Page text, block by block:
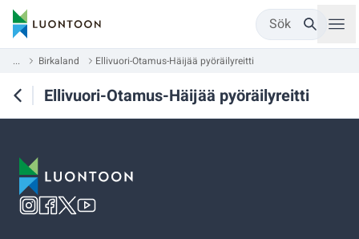
Sök
... Birkaland Ellivuori-Otamus-Häijää pyöräilyreitti
Ellivuori-Otamus-Häijää pyöräilyreitti